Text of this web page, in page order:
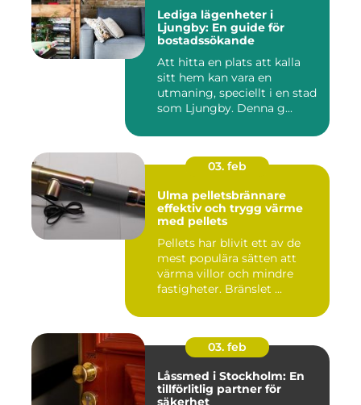
Lediga lägenheter i
Ljungby: En guide för
bostadssökande
Att hitta en plats att kalla
sitt hem kan vara en
utmaning, speciellt i en stad
som Ljungby. Denna g...
03. feb
Ulma pelletsbrännare
effektiv och trygg värme
med pellets
Pellets har blivit ett av de
mest populära sätten att
värma villor och mindre
fastigheter. Bränslet ...
03. feb
Låssmed i Stockholm: En
tillförlitlig partner för
säkerhet